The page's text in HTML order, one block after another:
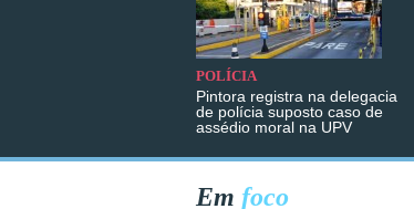
POLÍCIA
Pintora registra na delegacia
de polícia suposto caso de
assédio moral na UPV
Em foco